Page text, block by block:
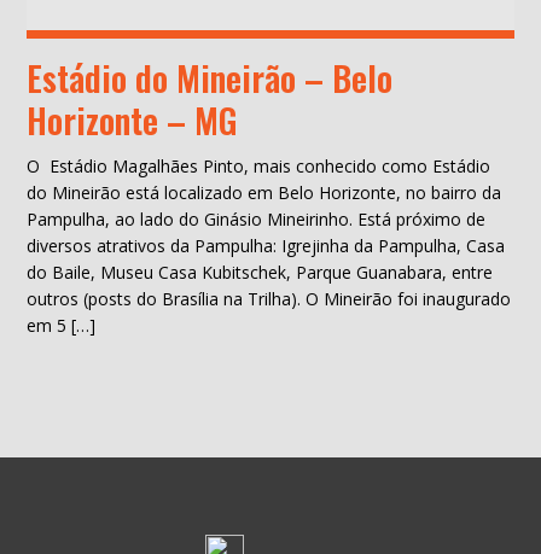
Estádio do Mineirão – Belo
Horizonte – MG
O Estádio Magalhães Pinto, mais conhecido como Estádio
do Mineirão está localizado em Belo Horizonte, no bairro da
Pampulha, ao lado do Ginásio Mineirinho. Está próximo de
diversos atrativos da Pampulha: Igrejinha da Pampulha, Casa
do Baile, Museu Casa Kubitschek, Parque Guanabara, entre
outros (posts do Brasília na Trilha). O Mineirão foi inaugurado
em 5 […]